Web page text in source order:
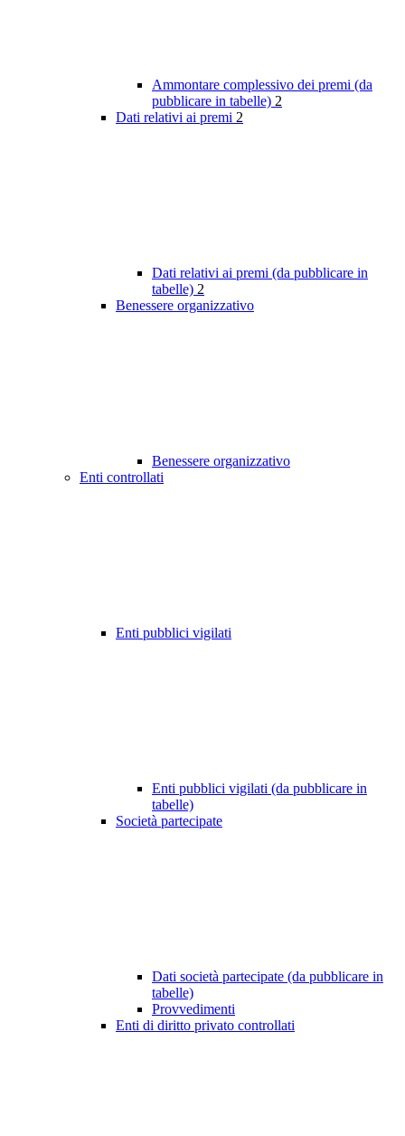
Ammontare complessivo dei premi (da
pubblicare in tabelle) 2
Dati relativi ai premi 2
Dati relativi ai premi (da pubblicare in
tabelle) 2
Benessere organizzativo
Benessere organizzativo
Enti controllati
Enti pubblici vigilati
Enti pubblici vigilati (da pubblicare in
tabelle)
Società partecipate
Dati società partecipate (da pubblicare in
tabelle)
Provvedimenti
Enti di diritto privato controllati